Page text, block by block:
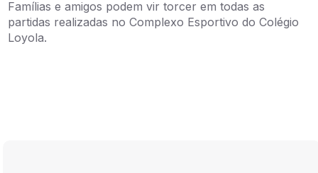
Famílias e amigos podem vir torcer em todas as
partidas realizadas no Complexo Esportivo do Colégio
Loyola.